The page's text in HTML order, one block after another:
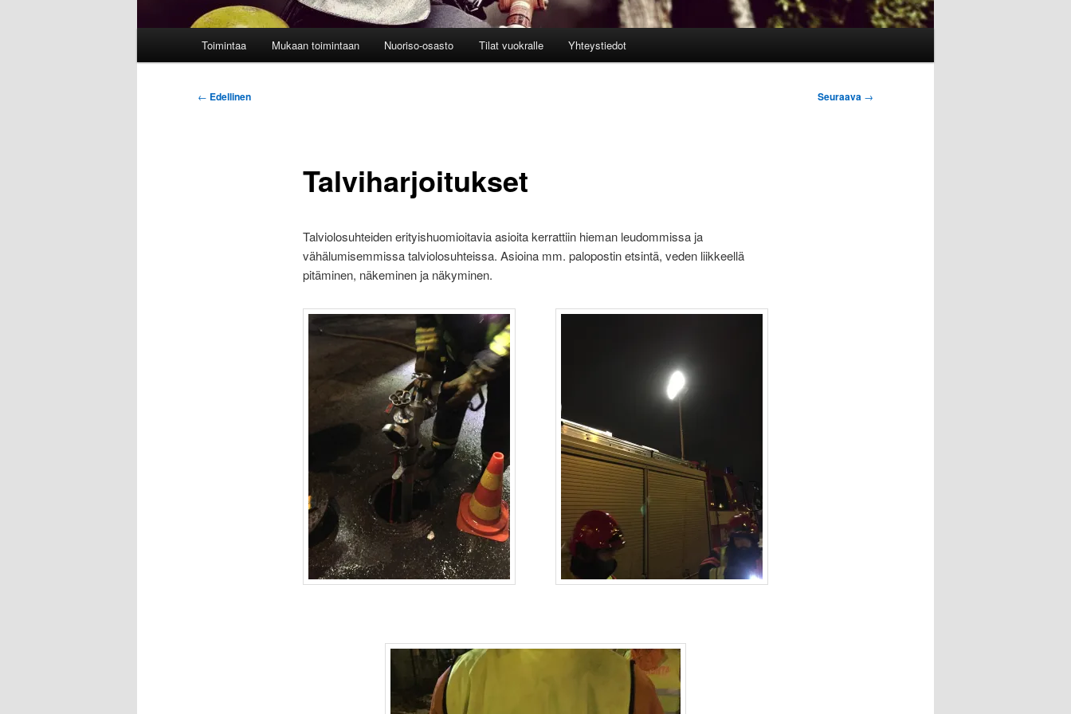
Toimintaa Mukaan toimintaan Nuoriso-osasto Tilat vuokralle Yhteystiedot
Artikkelien
← Edellinen Seuraava →
Talviharjoitukset
Talviolosuhteiden erityishuomioitavia asioita kerrattiin hieman leudommissa ja
vähälumisemmissa talviolosuhteissa. Asioina mm. palopostin etsintä, veden liikkeellä
pitäminen, näkeminen ja näkyminen.